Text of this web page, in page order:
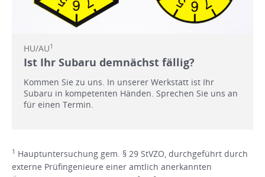
HU/AU1
Ist Ihr Subaru demnächst fällig?
Kommen Sie zu uns. In unserer Werkstatt ist Ihr
Subaru in kompetenten Händen. Sprechen Sie uns an
für einen Termin.
1 Hauptuntersuchung gem. § 29 StVZO, durchgeführt durch
externe Prüfingenieure einer amtlich anerkannten